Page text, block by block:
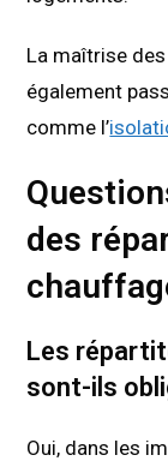
La maîtrise
également
comme l’
des
Les
sont-ils
Oui, dans les